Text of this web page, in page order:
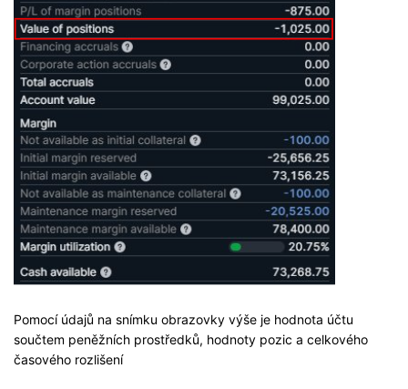
Pomocí údajů na snímku obrazovky výše je hodnota účtu
součtem peněžních prostředků, hodnoty pozic a celkového
časového rozlišení